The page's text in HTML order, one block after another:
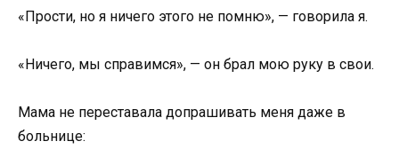
«Прости, но я ничего этого не помню», — говорила я.
«Ничего, мы справимся», — он брал мою руку в свои.
Мама не переставала допрашивать меня даже в
больнице: